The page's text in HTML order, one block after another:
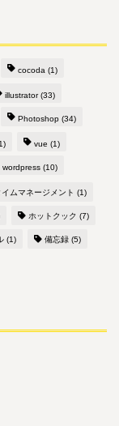
cocoda (1)
illustrator(33)
Photoshop (34)
vue (1)
wordpress (10)
イムマネージメント (1)
ホットクック (7)
(1) 備忘録 (5)